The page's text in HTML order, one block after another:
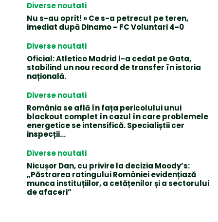
Diverse noutati
Nu s-au oprit! » Ce s-a petrecut pe teren,
imediat după Dinamo – FC Voluntari 4-0
Diverse noutati
Oficial: Atletico Madrid l-a cedat pe Gata,
stabilind un nou record de transfer în istoria
națională.
Diverse noutati
România se află în fața pericolului unui
blackout complet în cazul în care problemele
energetice se intensifică. Specialiștii cer
inspecții…
Diverse noutati
Nicușor Dan, cu privire la decizia Moody’s:
„Păstrarea ratingului României evidențiază
munca instituțiilor, a cetățenilor și a sectorului
de afaceri”